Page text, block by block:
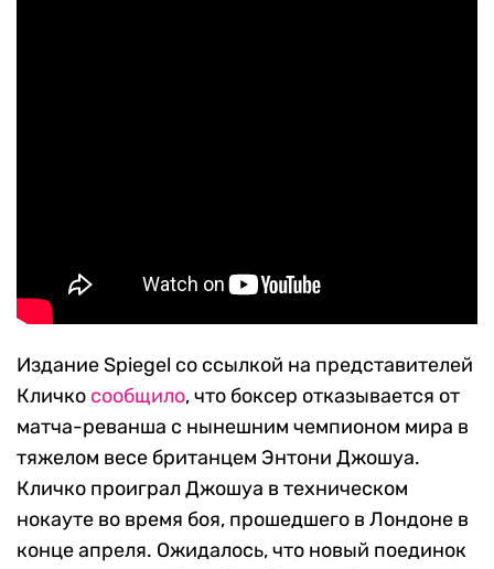
Издание Spiegel со ссылкой на представителей
Кличко сообщило, что боксер отказывается от
матча-реванша с нынешним чемпионом мира в
тяжелом весе британцем Энтони Джошуа.
Кличко проиграл Джошуа в техническом
нокауте во время боя, прошедшего в Лондоне в
конце апреля. Ожидалось, что новый поединок